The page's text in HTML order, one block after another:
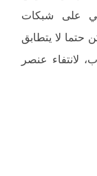
على شبكات
حتما لا يتطابق
لانتفاء عنصر